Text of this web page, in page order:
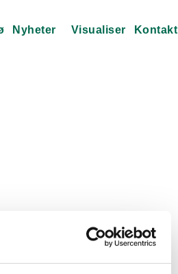
Nyheter Visualiser Kontakt